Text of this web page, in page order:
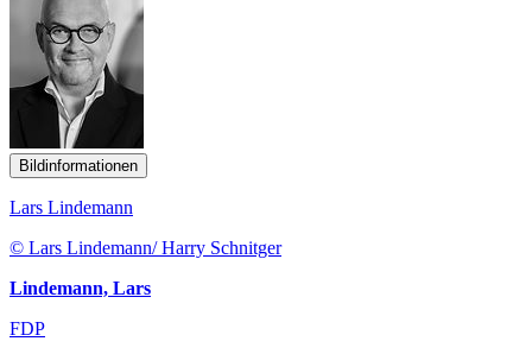
Bildinformationen
Lars Lindemann
© Lars Lindemann/ Harry Schnitger
Lindemann, Lars
FDP